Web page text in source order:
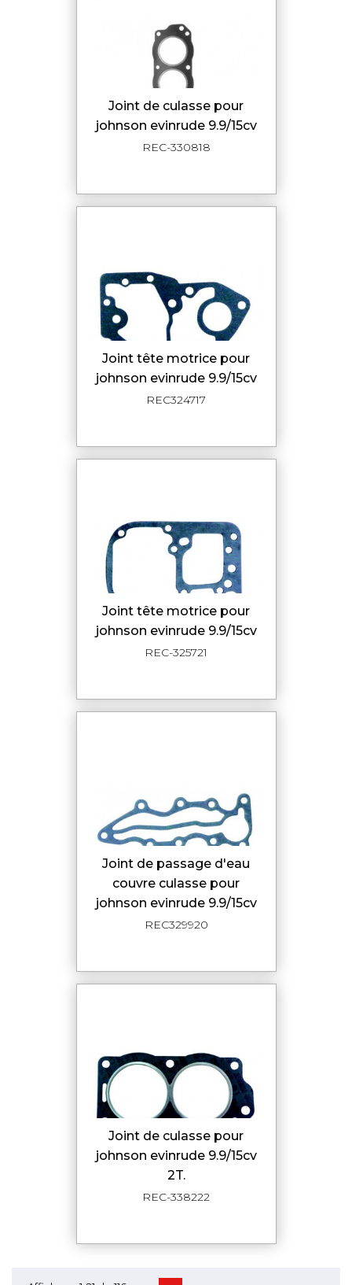
joint de culasse pour
johnson evinrude 9.9/15cv
REC-330818
joint tête motrice pour
johnson evinrude 9.9/15cv
REC324717
joint tête motrice pour
johnson evinrude 9.9/15cv
REC-325721
joint de passage d'eau
couvre culasse pour
johnson evinrude 9.9/15cv
REC329920
joint de culasse pour
johnson evinrude 9.9/15cv
2T.
REC-338222